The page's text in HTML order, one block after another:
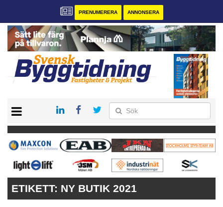
PRENUMERERA ANNONSERA
PRENUMERERA
VÅRA ANDRA MAGASIN
ANNONSERA
ETIKETT: NY BUTIK 2021